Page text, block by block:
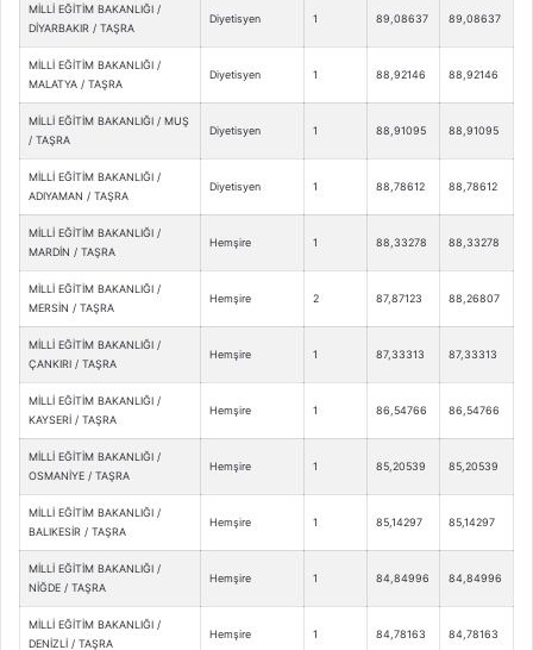
MİLLİ EĞİTİM BAKANLIĞI /
DİYARBAKIR / TAŞRA
Diyetisyen 1 89,08637 89,08637
MİLLİ EĞİTİM BAKANLIĞI /
MALATYA / TAŞRA
Diyetisyen 1 88,92146 88,92146
MİLLİ EĞİTİM BAKANLIĞI / MUŞ
/ TAŞRA
Diyetisyen 1 88,91095 88,91095
MİLLİ EĞİTİM BAKANLIĞI /
ADIYAMAN / TAŞRA
Diyetisyen 1 88,78612 88,78612
MİLLİ EĞİTİM BAKANLIĞI /
MARDİN / TAŞRA
Hemşire 1 88,33278 88,33278
MİLLİ EĞİTİM BAKANLIĞI /
MERSİN / TAŞRA
Hemşire 2 87,87123 88,26807
MİLLİ EĞİTİM BAKANLIĞI /
ÇANKIRI / TAŞRA
Hemşire 1 87,33313 87,33313
MİLLİ EĞİTİM BAKANLIĞI /
KAYSERİ / TAŞRA
Hemşire 1 86,54766 86,54766
MİLLİ EĞİTİM BAKANLIĞI /
OSMANİYE / TAŞRA
Hemşire 1 85,20539 85,20539
MİLLİ EĞİTİM BAKANLIĞI /
BALIKESİR / TAŞRA
Hemşire 1 85,14297 85,14297
MİLLİ EĞİTİM BAKANLIĞI /
NİĞDE / TAŞRA
Hemşire 1 84,84996 84,84996
MİLLİ EĞİTİM BAKANLIĞI /
DENİZLİ / TAŞRA
Hemşire 1 84,78163 84,78163